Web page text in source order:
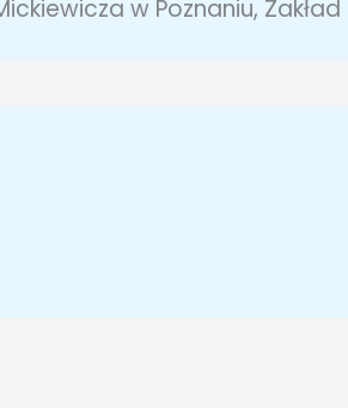
w Poznaniu,